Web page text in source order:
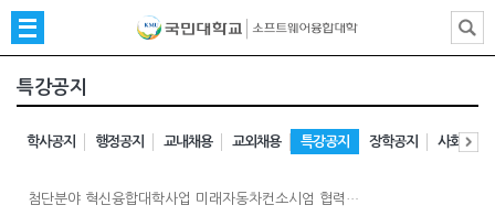
특강공지
학사공지 행정공지 교내채용 교외채용 특강공지 장학공지 사회봉사
첨단분야 혁신융합대학사업 미래자동차컨소시엄 협력…